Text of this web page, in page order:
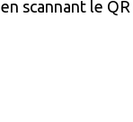
en scannant le